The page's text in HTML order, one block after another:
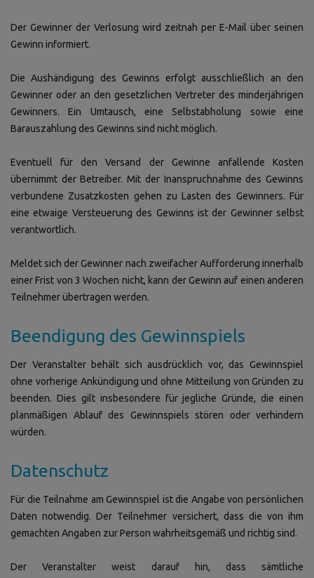
Der Gewinner der Verlosung wird zeitnah per E-Mail über seinen
Gewinn informiert.
Die Aushändigung des Gewinns erfolgt ausschließlich an den
Gewinner oder an den gesetzlichen Vertreter des minderjährigen
Gewinners. Ein Umtausch, eine Selbstabholung sowie eine
Barauszahlung des Gewinns sind nicht möglich.
Eventuell für den Versand der Gewinne anfallende Kosten
übernimmt der Betreiber. Mit der Inanspruchnahme des Gewinns
verbundene Zusatzkosten gehen zu Lasten des Gewinners. Für
eine etwaige Versteuerung des Gewinns ist der Gewinner selbst
verantwortlich.
Meldet sich der Gewinner nach zweifacher Aufforderung innerhalb
einer Frist von 3 Wochen nicht, kann der Gewinn auf einen anderen
Teilnehmer übertragen werden.
Beendigung des Gewinnspiels
Der Veranstalter behält sich ausdrücklich vor, das Gewinnspiel
ohne vorherige Ankündigung und ohne Mitteilung von Gründen zu
beenden. Dies gilt insbesondere für jegliche Gründe, die einen
planmäßigen Ablauf des Gewinnspiels stören oder verhindern
würden.
Datenschutz
Für die Teilnahme am Gewinnspiel ist die Angabe von persönlichen
Daten notwendig. Der Teilnehmer versichert, dass die von ihm
gemachten Angaben zur Person wahrheitsgemäß und richtig sind.
Der Veranstalter weist darauf hin, dass sämtliche